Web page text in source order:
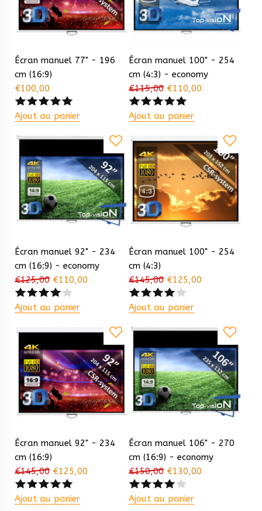
Écran manuel 77" - 196
cm (16:9)
€100,00
Ajout au panier
Écran manuel 100" - 254
cm (4:3) - economy
€115,00 €110,00
Ajout au panier
Écran manuel 92" - 234
cm (16:9) - economy
€125,00 €110,00
Ajout au panier
Écran manuel 100" - 254
cm (4:3)
€145,00 €125,00
Ajout au panier
Écran manuel 92" - 234
cm (16:9)
€145,00 €125,00
Ajout au panier
Écran manuel 106" - 270
cm (16:9) - economy
€150,00 €130,00
Ajout au panier